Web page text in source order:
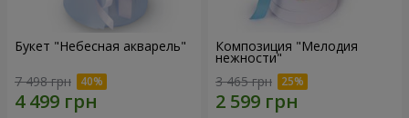
Букет "Небесная акварель"
7 498 грн
Композиция "Мелодия
нежности"
3 465 грн